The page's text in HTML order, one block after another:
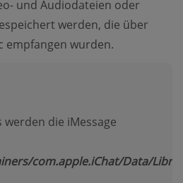
und Audiodateien oder
werden, die über
empfangen wurden.
werden die iMessage
com.apple.iChat/Data/